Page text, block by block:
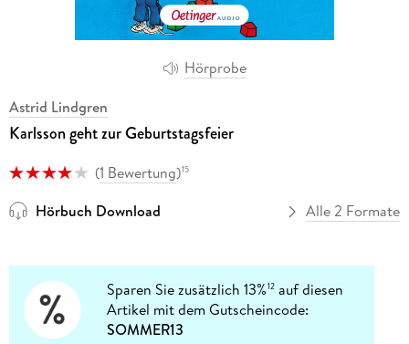
Hörprobe
Astrid Lindgren
Karlsson geht zur Geburtstagsfeier
(1 Bewertung)15
Hörbuch Download Alle 2 Formate
Sparen Sie zusätzlich 13%12 auf diesen
Artikel mit dem Gutscheincode:
SOMMER13